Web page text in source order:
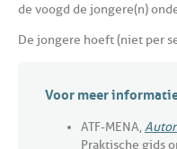
de voogd de jongere(n)
De jongere hoeft (niet per
Voor meer
ATF-MENA,
Praktische gids